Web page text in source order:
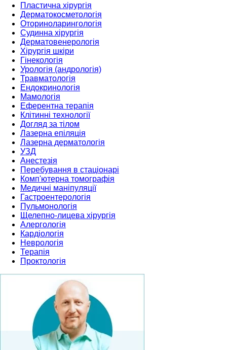
Пластична хірургія
Дерматокосметологія
Оториноларингологія
Судинна хірургія
Дерматовенерологія
Хірургія шкіри
Гінекологія
Урологія (андрологія)
Травматологія
Ендокринологія
Мамологія
Еферентна терапія
Клітинні технології
Догляд за тілом
Лазерна епіляція
Лазерна дерматологія
УЗД
Анестезія
Перебування в стаціонарі
Комп'ютерна томографія
Медичні маніпуляції
Гастроентерологія
Пульмонологія
Щелепно-лицева хірургія
Алергологія
Кардіологія
Неврологія
Терапія
Проктологія